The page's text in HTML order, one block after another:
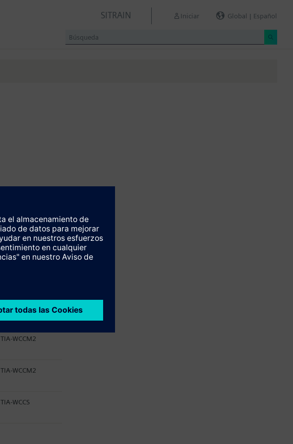
SITRAIN Iniciar Global | Español
Código del curso
TIA-WCCM1
TIA-WCCM2
TIA-WCCM2
TIA-WCCS